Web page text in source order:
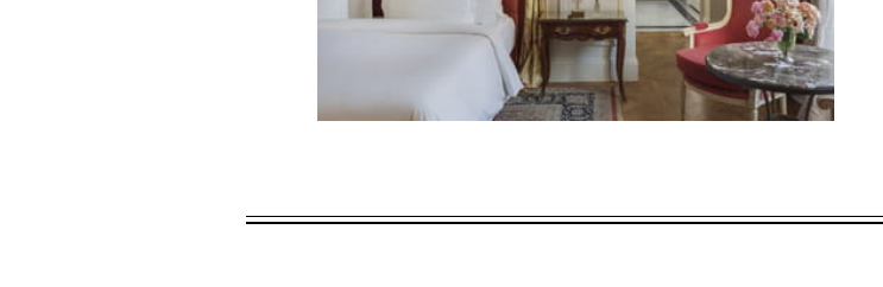
VÁLIDA PARA LAS FECHAS SELECCIONADAS ENTRE